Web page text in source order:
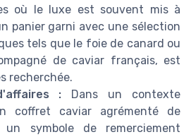
où le luxe est souvent mis à
panier garni avec une sélection
tels que le foie de canard ou
de caviar français, est
recherchée.
: Dans un contexte
coffret caviar agrémenté de
un symbole de remerciement